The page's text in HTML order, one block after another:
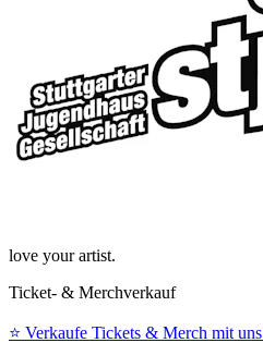
love your artist.
Ticket- & Merchverkauf
⭐️ Verkaufe Tickets & Merch mit uns